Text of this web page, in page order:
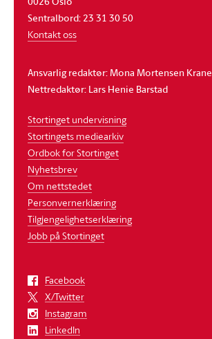
Sentralbord: 23 31 30 50
Kontakt oss
Ansvarlig redaktør: Mona Mortensen Krane
Nettredaktør: Lars Henie Barstad
Stortinget undervisning
Stortingets mediearkiv
Ordbok for Stortinget
Nyhetsbrev
Om nettstedet
Personvernerklæring
Tilgjengelighetserklæring
Jobb på Stortinget
Facebook
X/Twitter
Instagram
LinkedIn